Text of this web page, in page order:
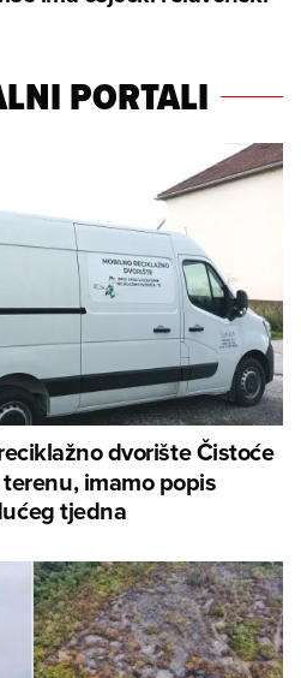
PORTALI
dvorište Čistoće
imamo popis
tjedna